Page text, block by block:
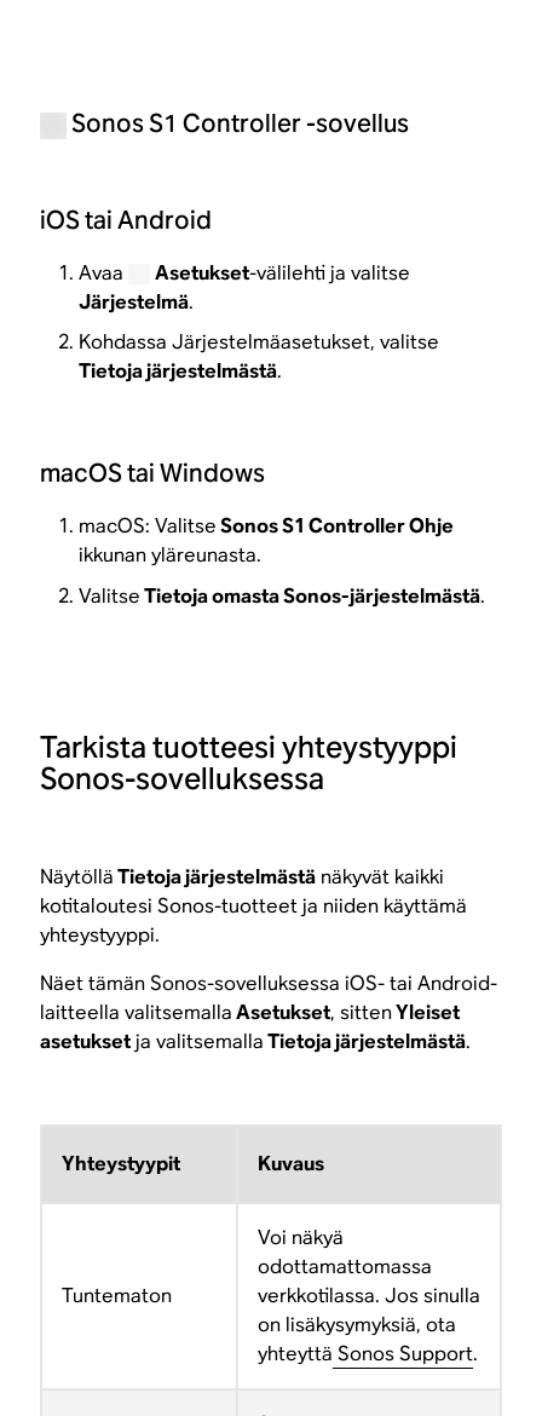
Sonos S1 Controller -sovellus
iOS tai Android
Avaa Asetukset-välilehti ja valitse
Järjestelmä.
Kohdassa Järjestelmäasetukset, valitse
Tietoja järjestelmästä.
macOS tai Windows
macOS: ValitseSonos S1 Controller Ohje
ikkunan yläreunasta.
ValitseTietoja omasta Sonos-järjestelmästä.
Tarkista tuotteesi yhteystyyppi
Sonos-sovelluksessa
NäytölläTietoja järjestelmästä näkyvät kaikki
kotitaloutesi Sonos-tuotteet ja niiden käyttämä
yhteystyyppi.
Näet tämän Sonos-sovelluksessa iOS- tai Android-
laitteella valitsemallaAsetukset, sittenYleiset
asetuksetja valitsemallaTietoja järjestelmästä.
Yhteystyypit Kuvaus
Tuntematon
Voi näkyä
odottamattomassa
verkkotilassa. Jos sinulla
on lisäkysymyksiä, ota
yhteyttä Sonos Support.